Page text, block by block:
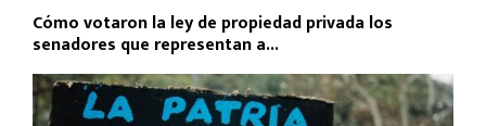
Cómo votaron la ley de propiedad privada los
senadores que representan a...